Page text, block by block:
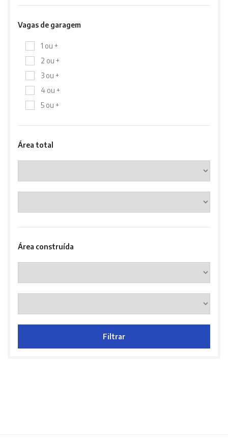
Vagas de garagem
1 ou +
2 ou +
3 ou +
4 ou +
5 ou +
Área total
Área construída
Filtrar